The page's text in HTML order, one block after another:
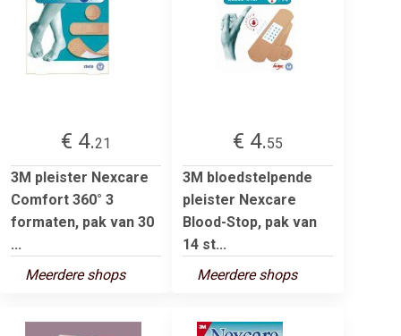
€ 4.21
3M pleister Nexcare
Comfort 360° 3
formaten, pak van 30
...
Meerdere shops
€ 4.55
3M bloedstelpende
pleister Nexcare
Blood-Stop, pak van
14 st...
Meerdere shops